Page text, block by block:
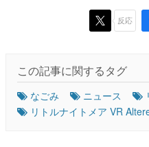
反応
この記事に関するタグ
なごみ ニュース
リトルナイトメア VR